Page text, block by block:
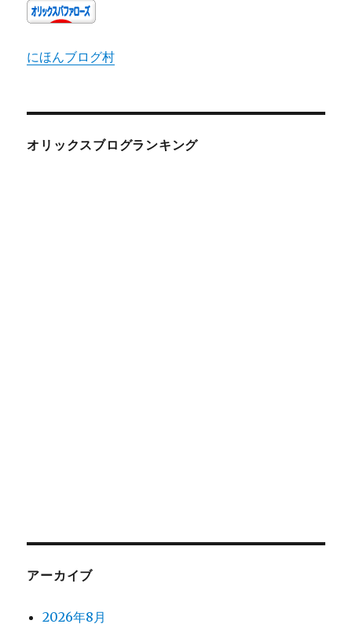
にほんブログ村
オリックスブログランキング
アーカイブ
2026年8月